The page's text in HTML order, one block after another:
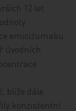
12 let
emicizumabu
úvodních
blíže dále
konzistentní